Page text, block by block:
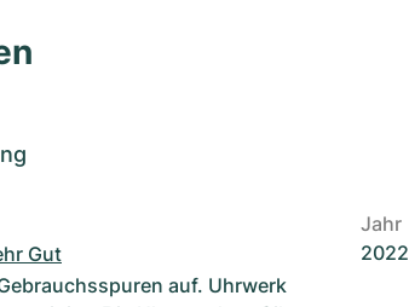
Gut
auf. Uhrwerk
Jahr
2022